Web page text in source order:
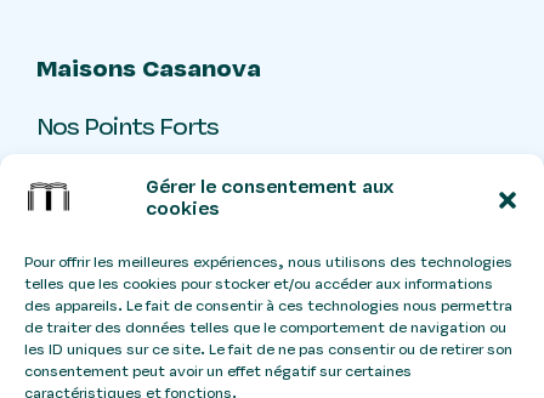
Gérer le consentement aux
cookies
Pour offrir les meilleures expériences, nous utilisons des technologies
telles que les cookies pour stocker et/ou accéder aux informations
des appareils. Le fait de consentir à ces technologies nous permettra
de traiter des données telles que le comportement de navigation ou
les ID uniques sur ce site. Le fait de ne pas consentir ou de retirer son
consentement peut avoir un effet négatif sur certaines
caractéristiques et fonctions.
Maisons Casanova
Nos Points Forts
Contact
Design:StangtreizexAteliers
CocoWebmaster:La Chaine Digitale